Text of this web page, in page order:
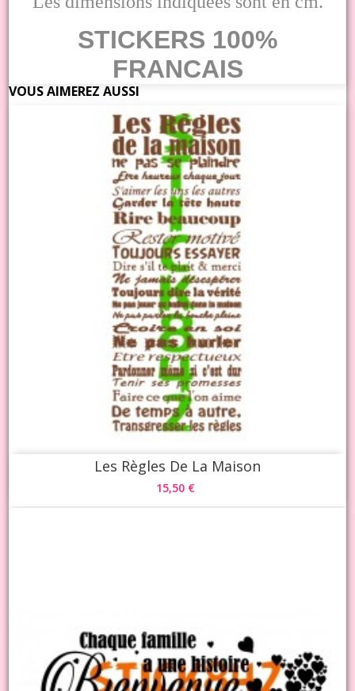
STICKERS 100%
FRANCAIS
VOUS AIMEREZ AUSSI
Les Règles De La Maison
15,50 €